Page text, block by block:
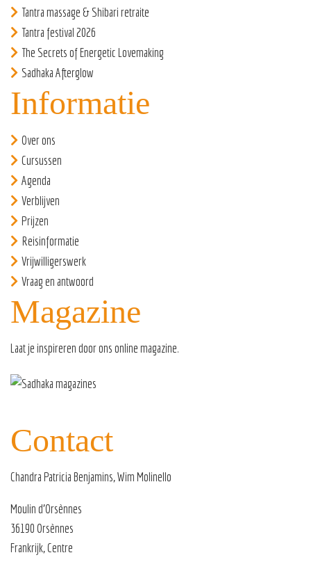
Tantra massage & Shibari retraite
Tantra festival 2026
The Secrets of Energetic Lovemaking
Sadhaka Afterglow
Informatie
Over ons
Cursussen
Agenda
Verblijven
Prijzen
Reisinformatie
Vrijwilligerswerk
Vraag en antwoord
Magazine
Laat je inspireren door ons online magazine.
Contact
Chandra Patricia Benjamins, Wim Molinello
Moulin d’Orsènnes
36190 Orsènnes
Frankrijk, Centre